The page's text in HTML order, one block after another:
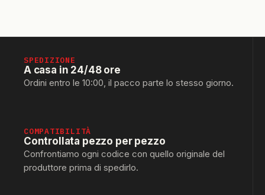
SPEDIZIONE
A casa in 24/48 ore
Ordini entro le 10:00, il pacco parte lo stesso giorno.
COMPATIBILITÀ
Controllata pezzo per pezzo
Confrontiamo ogni codice con quello originale del
produttore prima di spedirlo.